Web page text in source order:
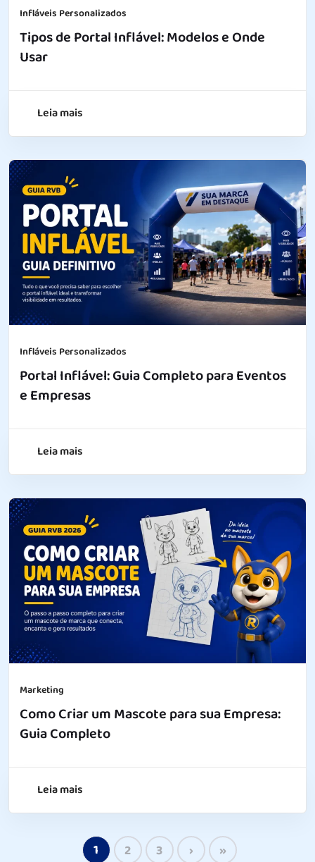
Infláveis Personalizados
Tipos de Portal Inflável: Modelos e Onde
Usar
Leia mais
Infláveis Personalizados
Portal Inflável: Guia Completo para Eventos
e Empresas
Leia mais
Marketing
Como Criar um Mascote para sua Empresa:
Guia Completo
Leia mais
1 2 3 › »